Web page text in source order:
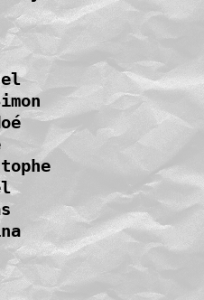
Michel
Simon
Noé
Christophe